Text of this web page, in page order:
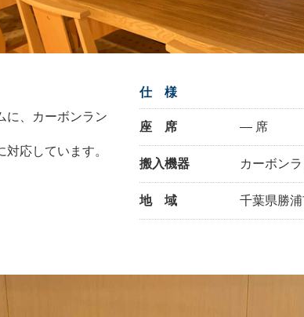
に、カーボンラン
応しています。
仕 様
座 席 — 席
搬入機器 カーボン
地 域 千葉県勝